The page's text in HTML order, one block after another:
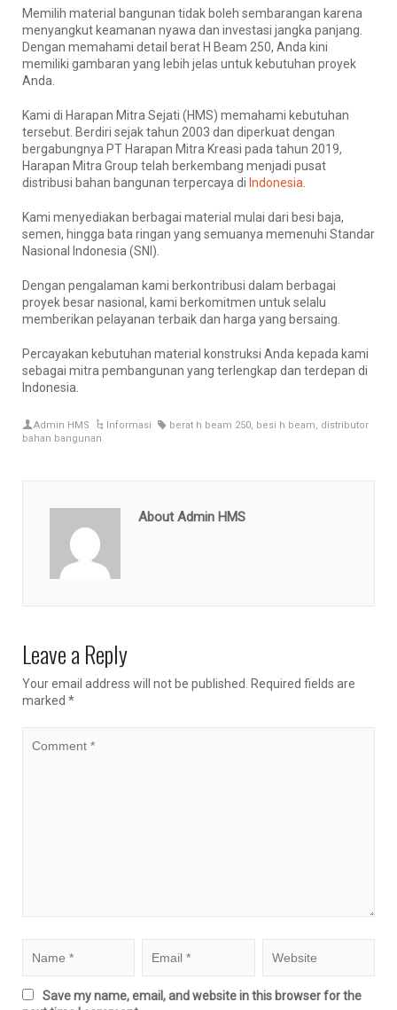
Memilih material bangunan tidak boleh sembarangan karena
menyangkut keamanan nyawa dan investasi jangka panjang.
Dengan memahami detail berat H Beam 250, Anda kini
memiliki gambaran yang lebih jelas untuk kebutuhan proyek
Anda.
Kami di Harapan Mitra Sejati (HMS) memahami kebutuhan
tersebut. Berdiri sejak tahun 2003 dan diperkuat dengan
bergabungnya PT Harapan Mitra Kreasi pada tahun 2019,
Harapan Mitra Group telah berkembang menjadi pusat
distribusi bahan bangunan terpercaya di Indonesia
Kami menyediakan berbagai material mulai dari besi baja,
semen, hingga bata ringan yang semuanya memenuhi Standar
Nasional Indonesia (SNI).
Dengan pengalaman kami berkontribusi dalam berbagai
proyek besar nasional, kami berkomitmen untuk selalu
memberikan pelayanan terbaik dan harga yang bersaing.
Percayakan kebutuhan material konstruksi Anda kepada kami
sebagai mitra pembangunan yang terlengkap dan terdepan di
Indonesia.
Admin HMS Informasi berat h beam 250, besi h beam, distributor
bahan bangunan
About Admin HMS
Leave a Reply
Your email address will not be published.
Required fields are
marked *
Save my name, email, and website in this browser for the